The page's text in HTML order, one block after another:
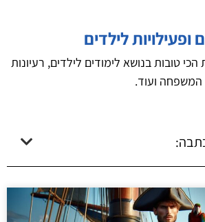
ופעילויות לילדים
טובות בנושא לימודים לילדים, רעיונות
המשפחה ועוד.